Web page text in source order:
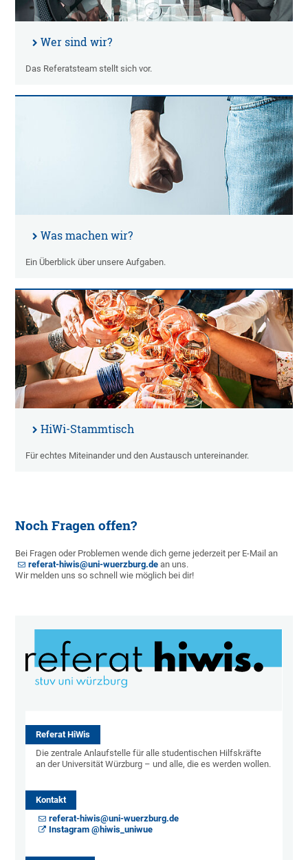
Wer sind wir?
Das Referatsteam stellt sich vor.
Was machen wir?
Ein Überblick über unsere Aufgaben.
HiWi-Stammtisch
Für echtes Miteinander und den Austausch untereinander.
Noch Fragen offen?
Bei Fragen oder Problemen wende dich gerne jederzeit per E-Mail an
referat-hiwis@uni-wuerzburg.de an uns.
Wir melden uns so schnell wie möglich bei dir!
Referat HiWis
Die zentrale Anlaufstelle für alle studentischen Hilfskräfte
an der Universität Würzburg – und alle, die es werden wollen.
Kontakt
referat-hiwis@uni-wuerzburg.de
Instagram @hiwis_uniwue